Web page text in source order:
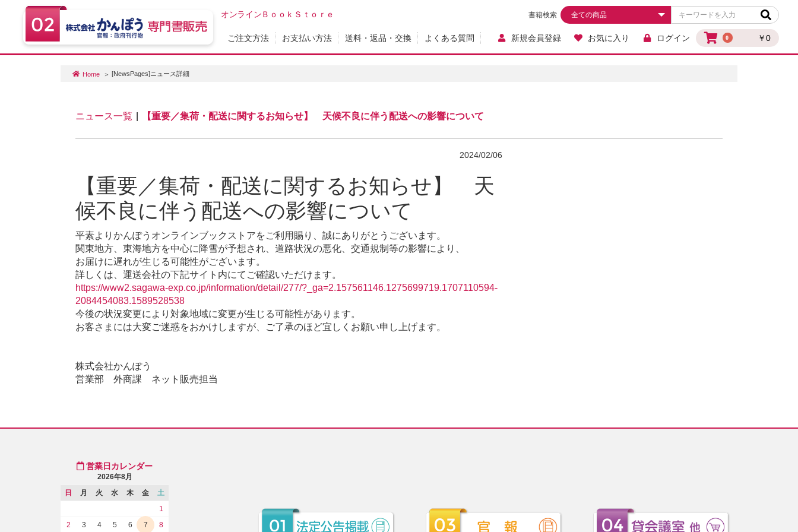
オンラインＢｏｏｋＳｔｏｒｅ
0 ￥0
書籍検索
ご注文方法 お支払い方法 送料・返品・交換 よくある質問 新規会員登録 お気に入り ログイン
Home [NewsPages]ニュース詳細
ニュース一覧 【重要／集荷・配送に関するお知らせ】 天候不良に伴う配送への影響について
2024/02/06
【重要／集荷・配送に関するお知らせ】 天
候不良に伴う配送への影響について
平素よりかんぽうオンラインブックストアをご利用賜り、誠にありがとうございます。
関東地方、東海地方を中心に降雪が予想され、道路状況の悪化、交通規制等の影響により、
お届けに遅れが生じる可能性がございます。
詳しくは、運送会社の下記サイト内にてご確認いただけます。
https://www2.sagawa-exp.co.jp/information/detail/277/?_ga=2.157561146.1275699719.1707110594-
2084454083.1589528538
今後の状況変更により対象地域に変更が生じる可能性があります。
お客さまには大変ご迷惑をおかけしますが、ご了承のほど宜しくお願い申し上げます。
株式会社かんぽう
営業部 外商課 ネット販売担当
営業日カレンダー
2026年8月
日
月 火 水 木 金
土
1
2
3 4 5 6 7 8